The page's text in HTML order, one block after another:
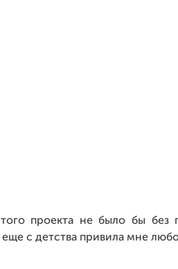
проекта не было бы
еще с детства привила мне